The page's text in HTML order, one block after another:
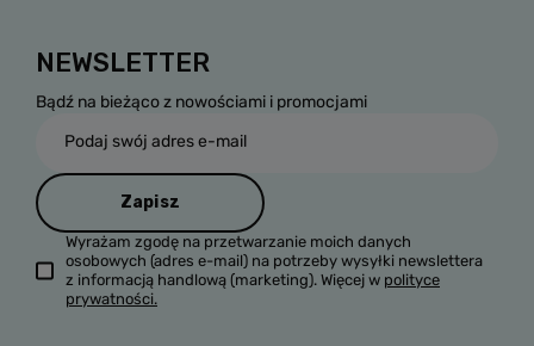
NEWSLETTER
Bądź na bieżąco z nowościami i promocjami
Podaj swój adres e-mail
Zapisz
Wyrażam zgodę na przetwarzanie moich danych
osobowych (adres e-mail) na potrzeby wysyłki newslettera
z informacją handlową (marketing). Więcej w polityce
prywatności.